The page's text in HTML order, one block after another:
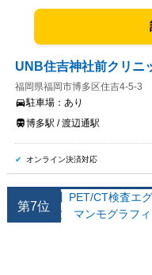
UNB住吉神社前クリニ
福岡県福岡市博多区住吉4-5-3
駐車場： あり
博多駅 / 渡辺通駅
オンライン決済対応
第7位